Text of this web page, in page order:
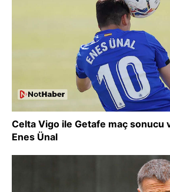
Celta Vigo ile Getafe maç sonucu
Enes Ünal